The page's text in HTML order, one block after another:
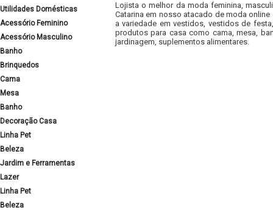
Utilidades Domésticas
Acessório Feminino
Acessório Masculino
Banho
Brinquedos
Cama
Mesa
Banho
Decoração Casa
Linha Pet
Beleza
Jardim e Ferramentas
Lazer
Linha Pet
Beleza
Lojista o melhor da moda feminina,
Catarina em nosso atacado de moda
a variedade em vestidos, vestidos de
produtos para casa como cama, mesa,
jardinagem, suplementos alimentares.